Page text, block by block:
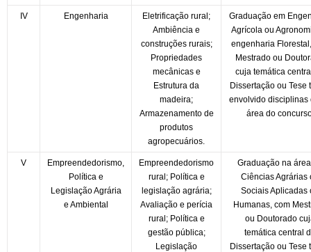
IV Engenharia
Eletrificação rural;
Ambiência e
construções rurais;
Propriedades
mecânicas e
Estrutura da
madeira;
Armazenamento de
produtos
agropecuários.
Graduação em
Agrícola ou
engenharia
Mestrado ou
cuja temática
Dissertação ou Tese
envolvido disciplinas
área do
V
Empreendedorismo,
Política e
Legislação Agrária
e Ambiental
Empreendedorismo
rural; Política e
legislação agrária;
Avaliação e perícia
rural; Política e
gestão pública;
Legislação
Graduação na
Ciências Agrárias
Sociais Aplicadas
Humanas, com
ou Doutorado
temática central
Dissertação ou Tese